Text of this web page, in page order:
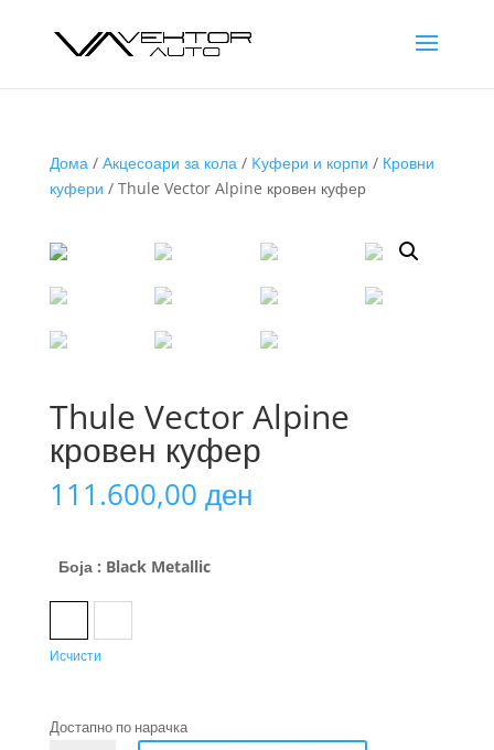
Дома/ Акцесоари за кола/ Kуфери и корпи / Кровни
куфери / Thule Vector Alpine кровен куфер
Thule Vector Alpine
кровен куфер
111.600,00 ден
Боја : Black Metallic
Исчисти
Достапно по нарачка